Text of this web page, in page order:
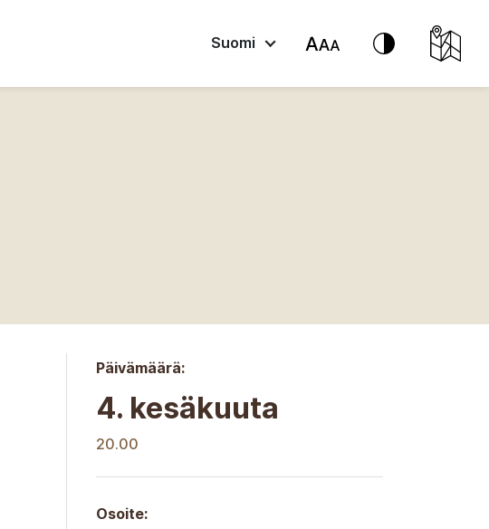
Suomi
Päivämäärä:
4. kesäkuuta
20.00
Osoite: